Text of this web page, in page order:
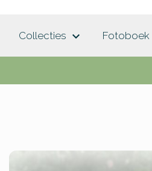
Collecties keyboard_arrow_down Fotoboek